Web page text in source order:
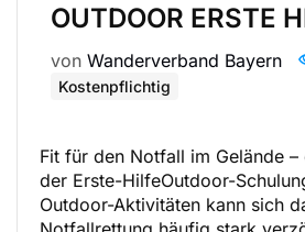
OUTDOOR ERSTE
von Wanderverband Bayern
Kostenpflichtig
Fit für den Notfall im Gelände –
der Erste-HilfeOutdoor-
Outdoor-Aktivitäten kann sich